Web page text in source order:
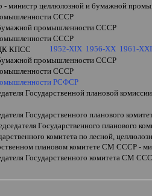
- министр целлюлозной и бумажной
СССР
промышленности СССР
СССР
ЦК КПСС 1952-XIX 1956-XX 1961-
промышленности СССР
СССР
РСФСР
Государственной плановой
Государственного планового
Государственного планового
комитета по лесной,
плановом комитете СМ СССР -
Государственного комитета СМ